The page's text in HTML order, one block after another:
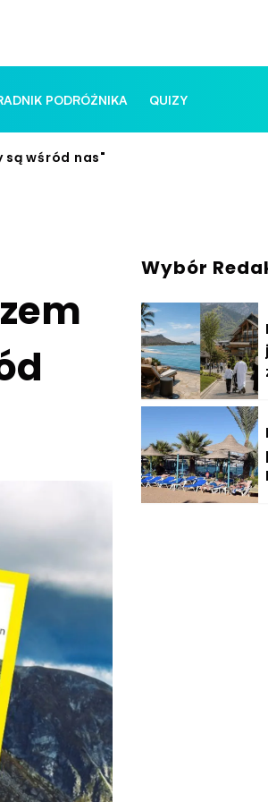
PODRÓŻNIKA QUIZY
wśród nas"
Wybór